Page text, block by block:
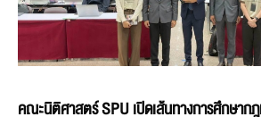
คณะนิติศาสตร์ SPU เปิดเส้นทางการศึกษาก